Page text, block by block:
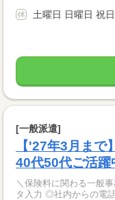
土曜日 日曜日 祝日
[一般派遣]
【'27年3月ま
40代50代ご活躍
＼保険料に関わる一般
タ入力 ◎社内からの電